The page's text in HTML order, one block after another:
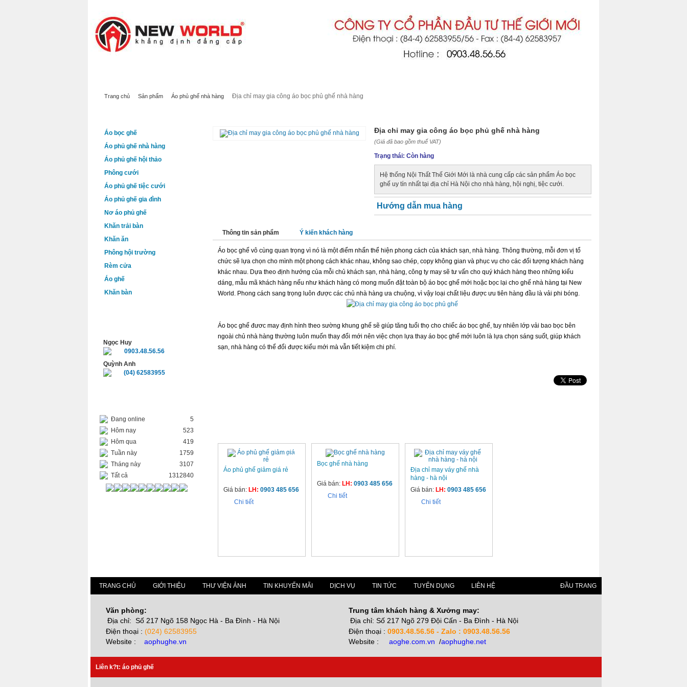
Trang chủ Sản phẩm Áo phủ ghế nhà hàng Địa chỉ may gia công áo bọc phủ ghế nhà hàng
Áo bọc ghế
Áo phủ ghế nhà hàng
Áo phủ ghế hội thảo
Phông cưới
Áo phủ ghế tiệc cưới
Áo phủ ghế gia đình
Nơ áo phủ ghế
Khăn trải bàn
Khăn ăn
Phông hội trường
Rèm cửa
Áo ghế
Khăn bàn
Ngọc Huy
0903.48.56.56
Quỳnh Anh
(04) 62583955
Đang online
5
Hôm nay
523
Hôm qua
419
Tuần này
1759
Tháng này
3107
Tất cả
1312840
Địa chỉ may gia công áo bọc phủ ghế nhà hàng
(Giá đã bao gồm thuế VAT)
Trạng thái: Còn hàng
Hệ thống Nội Thất Thế Giới Mới là nhà cung cấp các sản phẩm Áo bọc
ghế uy tín nhất tại địa chỉ Hà Nội cho nhà hàng, hội nghị, tiệc cưới.
Hướng dẫn mua hàng
Thông tin sản phẩm Ý kiến khách hàng
Áo bọc ghế vô cùng quan trọng vì nó là một điểm nhấn thể hiện phong cách của khách sạn, nhà hàng. Thông thường, mỗi đơn vị tổ
chức sẽ lựa chọn cho mình một phong cách khác nhau, không sao chép, copy không gian và phục vụ cho các đối tượng khách hàng
khác nhau. Dựa theo định hướng của mỗi chủ khách sạn, nhà hàng, công ty may sẽ tư vấn cho quý khách hàng theo những kiểu
dáng, mẫu mã khách hàng nếu như khách hàng có mong muốn đặt toàn bộ áo bọc ghế mới hoặc bọc lại cho ghế nhà hàng tại New
World. Phong cách sang trọng luôn được các chủ nhà hàng ưa chuộng, vì vậy loại chất liệu được ưu tiên hàng đầu là vải phi bóng.
Áo bọc ghế đươc may định hình theo sường khung ghế sẽ giúp tăng tuổi thọ cho chiếc áo bọc ghế, tuy nhiên lớp vải bao bọc bên
ngoài chủ nhà hàng thường luôn muốn thay đổi mới nên việc chọn lựa thay áo bọc ghế mới luôn là lựa chọn sáng suốt, giúp khách
sạn, nhà hàng có thể đổi được kiểu mới mà vẫn tiết kiệm chi phí.
Áo phủ ghế giảm giá rẻ
Giá bán: LH:0903 485 656
Chi tiết
1%
Bọc ghế nhà hàng
Giá bán: LH:0903 485 656
Chi tiết
Địa chỉ may váy ghế nhà
hàng - hà nội
Giá bán: LH: 0903 485 656
Chi tiết
TRANG CHỦ GIỚI THIỆU THƯ VIỆN ẢNH TIN KHUYẾN MÃI DỊCH VỤ TIN TỨC TUYỂN DỤNG LIÊN HỆ ĐẦU TRANG
Văn phòng:
Địa chỉ: Số 217 Ngõ 158 Ngọc Hà - Ba Đình - Hà Nội
Điện thoại : (024) 62583955
Website : aophughe.vn
Trung tâm khách hàng & Xưởng may:
Địa chỉ: Số 217 Ngõ 279 Đội Cấn - Ba Đình - Hà Nội
Điện thoại : 0903.48.56.56 - Zalo : 0903.48.56.56
Website : aoghe.com.vn /aophughe.net
Liên k?t: áo phủ ghế